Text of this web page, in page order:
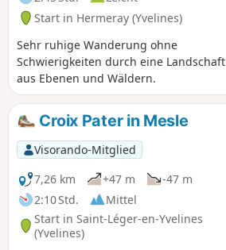
seiner Landschaften zwischen
Wohnhäusern, Wald, Weiden und
Ackerflächen entdecken.
Start in Hermeray (Yvelines)
Sehr ruhige Wanderung ohne
Schwierigkeiten durch eine Landschaft
aus Ebenen und Wäldern.
Croix Pater in Mesle
Visorando-Mitglied
7,26 km
+47 m
-47 m
2:10 Std.
Mittel
Start in Saint-Léger-en-Yvelines
(Yvelines)